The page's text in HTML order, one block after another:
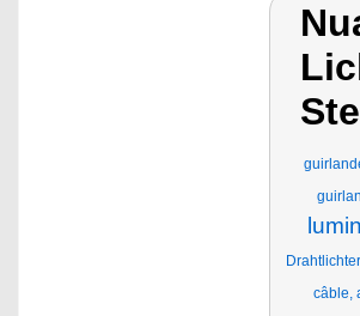
câble,